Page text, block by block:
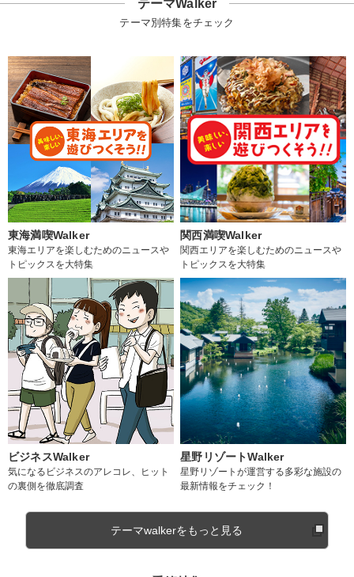
テーマWalker
テーマ別特集をチェック
東海満喫Walker
東海エリアを楽しむためのニュースや
トピックスを大特集
関西満喫Walker
関西エリアを楽しむためのニュースや
トピックスを大特集
ビジネスWalker
気になるビジネスのアレコレ、ヒット
の裏側を徹底調査
星野リゾートWalker
星野リゾートが運営する多彩な施設の
最新情報をチェック！
テーマwalkerをもっと見る